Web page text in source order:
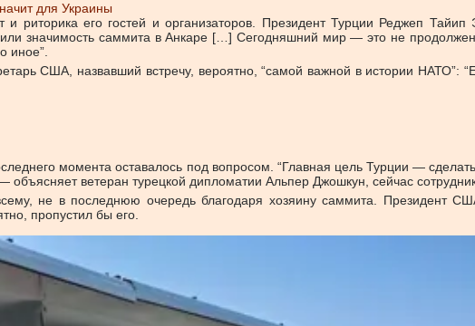
для Украины
риторика его гостей и организаторов. Президент Турции Реджеп Тайип
значимость саммита в Анкаре […] Сегодняшний мир — это не
иное”.
США, назвавший встречу, вероятно, “самой важной в истории НАТО”:
момента оставалось под вопросом. “Главная цель Турции —
объясняет ветеран турецкой дипломатии Альпер Джошкун, сейчас
не в последнюю очередь благодаря хозяину саммита. Президент
пропустил бы его.